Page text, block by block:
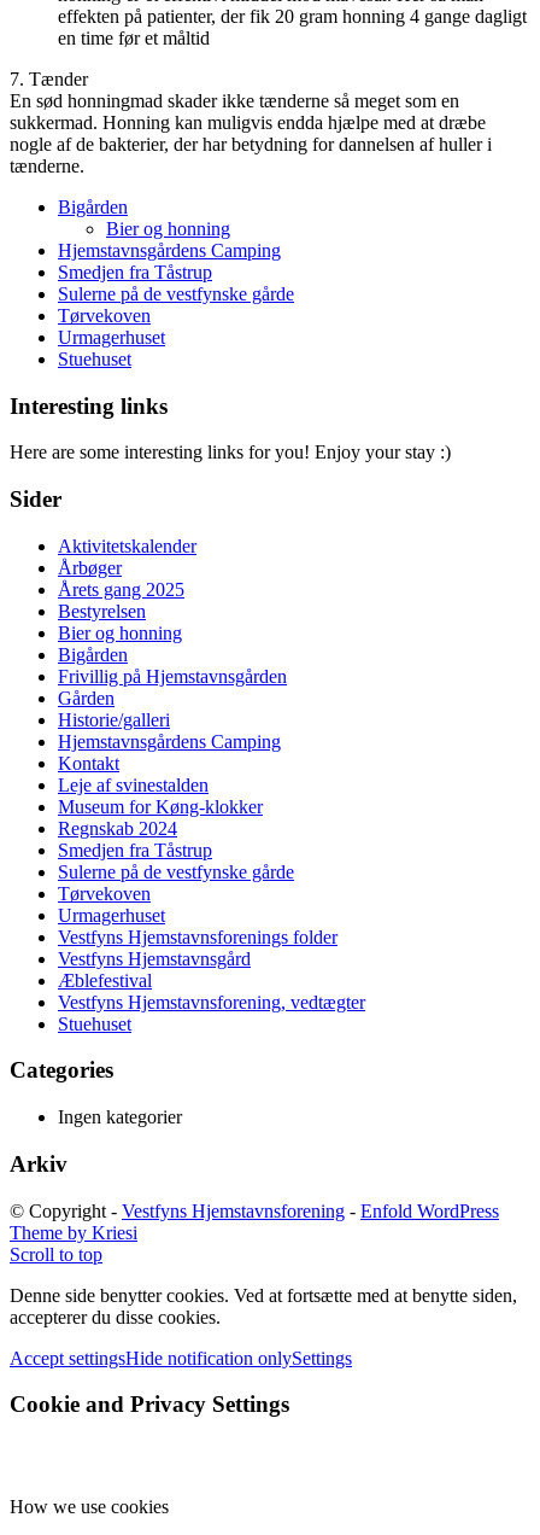
effekten på patienter, der fik 20 gram honning 4 gange dagligt
en time før et måltid
7. Tænder
En sød honningmad skader ikke tænderne så meget som en
sukkermad. Honning kan muligvis endda hjælpe med at dræbe
nogle af de bakterier, der har betydning for dannelsen af huller i
tænderne.
Bigården
Bier og honning
Hjemstavnsgårdens Camping
Smedjen fra Tåstrup
Sulerne på de vestfynske gårde
Tørvekoven
Urmagerhuset
Stuehuset
Interesting links
Here are some interesting links for you! Enjoy your stay :)
Sider
Aktivitetskalender
Årbøger
Årets gang 2025
Bestyrelsen
Bier og honning
Bigården
Frivillig på Hjemstavnsgården
Gården
Historie/galleri
Hjemstavnsgårdens Camping
Kontakt
Leje af svinestalden
Museum for Køng-klokker
Regnskab 2024
Smedjen fra Tåstrup
Sulerne på de vestfynske gårde
Tørvekoven
Urmagerhuset
Vestfyns Hjemstavnsforenings folder
Vestfyns Hjemstavnsgård
Æblefestival
Vestfyns Hjemstavnsforening, vedtægter
Stuehuset
Categories
Ingen kategorier
Arkiv
© Copyright - Vestfyns Hjemstavnsforening - Enfold WordPress
Theme by Kriesi
Scroll to top
Denne side benytter cookies. Ved at fortsætte med at benytte siden,
accepterer du disse cookies.
Accept settingsHide notification onlySettings
Cookie and Privacy Settings
How we use cookies